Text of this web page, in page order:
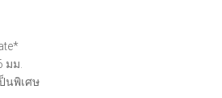
มม.
นพิเศษ